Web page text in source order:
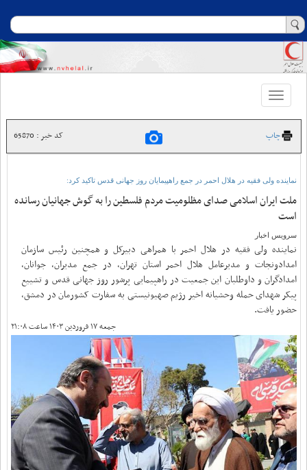
Toggle
navigation
چاپ کد خبر : 65870
نماینده ولی فقیه در هلال احمر در جمع راهپیمایان روز جهانی قدس تاکید کرد:
ملت ایران اسلامی صدای مظلومیت مردم فلسطین را به گوش جهانیان رسانده
است
سرویس اخبار
نماینده ولی فقیه در‌ هلال احمر با همراهی دبیرکل و همچنین رئیس سازمان
امدادونجات و مدیرعامل هلال احمر استان تهران، در جمع مدیران، جوانان،
امدادگران و داوطلبان این جمعیت در راهپیمایی پرشور روز جهانی قدس و تشییع
پیکر شهدای حمله وحشیانه اخیر رژیم صهیونیستی به سفارت کشورمان در دمشق،
حضور یافت.
جمعه ۱۷ فروردین ۱۴۰۳ ساعت ۲۱:۰۸